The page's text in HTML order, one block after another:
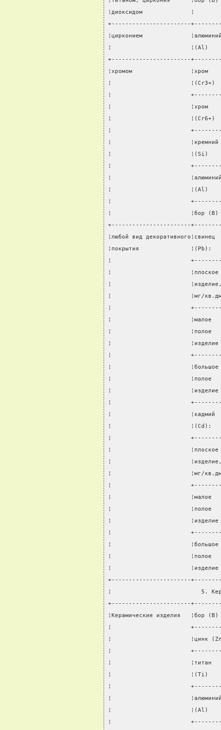
¦диоксидом              ¦
+-----------------------
¦цирконием
¦                       ¦(Al)
+-----------------------
¦хромом
¦                       ¦(Сr3+)
¦                       +----------
¦                       ¦хром
¦
¦                       +----------
¦
¦                       ¦(Si)
¦                       +----------
¦
¦                       ¦(Al)
¦                       +----------
¦                       ¦бор (B)
+-----------------------
¦любой вид
¦покрытия
¦                       +----------
¦
¦
¦                       ¦мг/
¦                       +----------
¦                       ¦малое
¦                       ¦полое
¦
¦                       +----------
¦
¦                       ¦полое
¦
¦                       +----------
¦
¦                       ¦(Cd):
¦                       +----------
¦
¦
¦                       ¦мг/
¦
¦                       ¦малое
¦                       ¦полое
¦
¦
¦
¦                       ¦полое
¦
+-----------------------
¦                          5.
+-----------------------
¦Керамические изделия
¦                       +----------
¦                       ¦цинк
¦                       +----------
¦                       ¦титан
¦                       ¦(Ti)
¦                       +----------
¦
¦                       ¦(Al)
¦                       +----------